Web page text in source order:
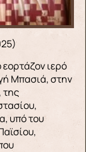
ιερό
Μπασιά, στην
της
υπό του